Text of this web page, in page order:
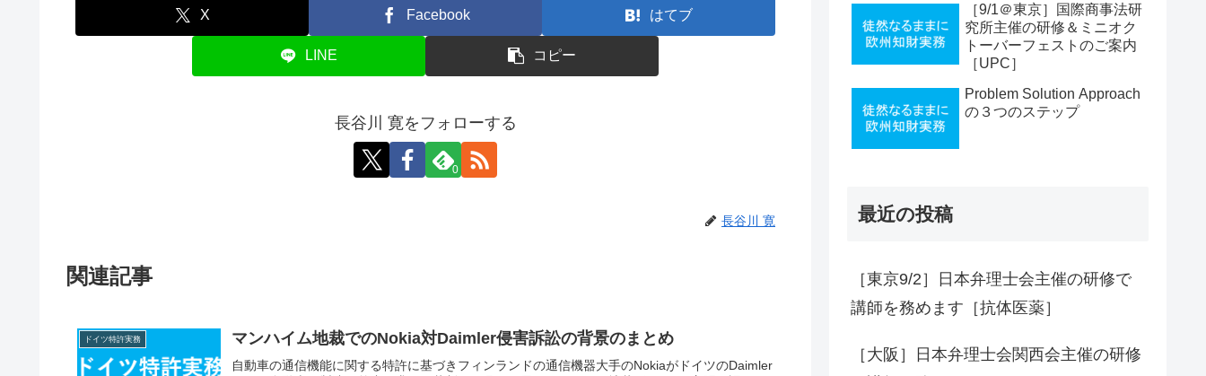
X Facebook はてブ
LINE コピー
長谷川 寛をフォローする
0
長谷川 寛
関連記事
ドイツ特許実務 マンハイム地裁でのNokia対Daimler侵害訴訟の背景のまとめ
自動車の通信機能に関する特許に基づきフィンランドの通信機器大手のNokiaがドイツのDaimler
［9/1＠東京］国際商事法研
究所主催の研修＆ミニオク
トーバーフェストのご案内
［UPC］
Problem Solution Approach
の３つのステップ
最近の投稿
［東京9/2］日本弁理士会主催の研修で
講師を務めます［抗体医薬］
［大阪］日本弁理士会関西会主催の研修